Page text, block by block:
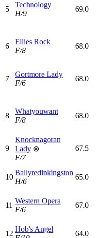
5
Technology
H/9
69.0
6
Ellies Rock
F/8
68.0
7
Gortmore Lady
F/6
68.0
8
Whatyouwant
F/8
68.0
9
Knocknagoran
Lady ⊗
F/7
67.5
10
Ballyredinkingston
H/6
65.0
11
Western Opera
F/6
67.0
12
Hob's Angel
64.0